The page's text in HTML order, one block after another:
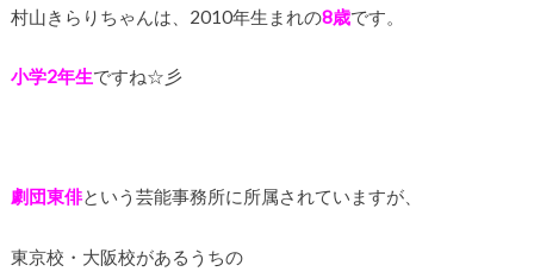
村山きらりちゃんは、2010年生まれの8歳です。
小学2年生ですね☆彡
劇団東俳という芸能事務所に所属されていますが、
東京校・大阪校があるうちの